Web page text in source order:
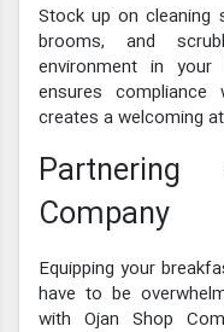
Stock up on cleaning
brooms, and
environment in
ensures
creates a welcoming
Company
Equipping your
have to be
with Ojan Shop